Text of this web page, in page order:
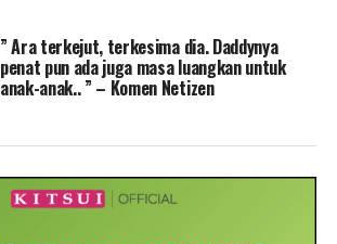
” Ara terkejut, terkesima dia. Daddynya
penat pun ada juga masa luangkan untuk
anak-anak.. ” – Komen Netizen